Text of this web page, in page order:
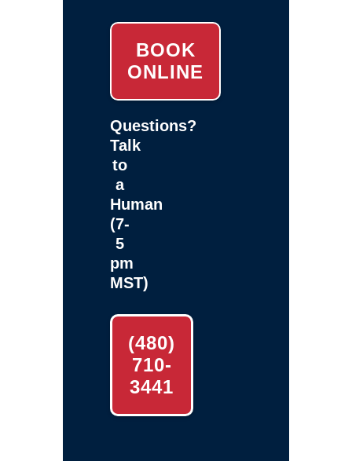
BOOK
ONLINE
Questions?
Talk
to
a
Human
(7-
5
pm
MST)
(480)
710-
3441